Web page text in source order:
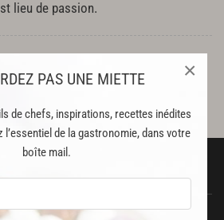
PAS UNE MIETTE
de chefs, inspirations, recettes inédites
l’essentiel de la gastronomie, dans votre
boîte mail.
×
lieu de passion.
Alice, 98000 Principauté de Monaco
82 66
À DÉCOUVRIR
Beurre Bordier